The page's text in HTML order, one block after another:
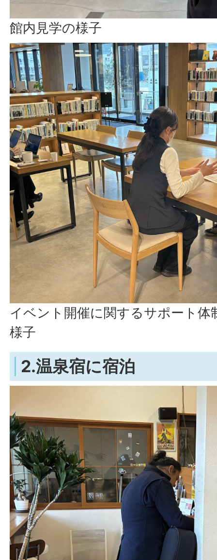
館内見学の様子
イベント開催に関するサポート体
様子
2.温泉宿に宿泊